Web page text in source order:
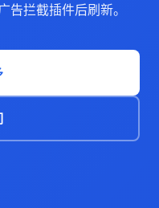
拦截插件后刷新。